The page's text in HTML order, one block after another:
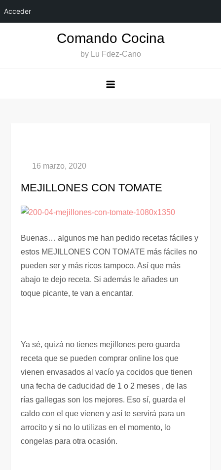
Acceder
Comando Cocina
by Lu Fdez-Cano
MEJILLONES CON TOMATE
Buenas… algunos me han pedido recetas fáciles y
estos MEJILLONES CON TOMATE más fáciles no
pueden ser y más ricos tampoco. Así que más
abajo te dejo receta. Si además le añades un
toque picante, te van a encantar.
Ya sé, quizá no tienes mejillones pero guarda
receta que se pueden comprar online los que
vienen envasados al vacío ya cocidos que tienen
una fecha de caducidad de 1 o 2 meses , de las
rías gallegas son los mejores. Eso sí, guarda el
caldo con el que vienen y así te servirá para un
arrocito y si no lo utilizas en el momento, lo
congelas para otra ocasión.